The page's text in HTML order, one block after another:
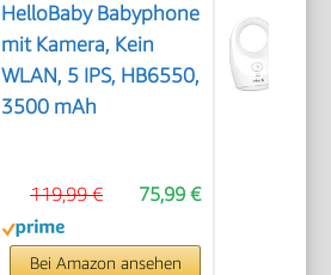
HelloBaby Babyphone
mit Kamera, Kein
WLAN, 5 IPS, HB6550,
3500 mAh
75,99 €
119,99 €
Bei Amazon ansehen